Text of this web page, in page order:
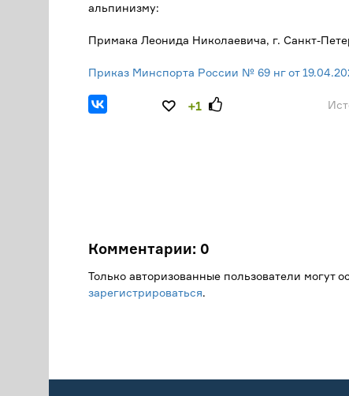
альпинизму:
Примака Леонида Николаевича, г. Санкт-
Приказ Минспорта России № 69 нг от
+1
Комментарии: 0
Только авторизованные пользователи могут
зарегистрироваться.